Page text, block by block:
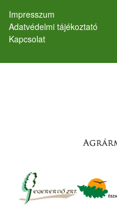
Lábléc
Impresszum
Adatvédelmi tájékoztató
Kapcsolat